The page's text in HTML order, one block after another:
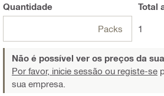
Quantidade
Packs
Total
1
Não é possível ver os preços da
Por favor, inicie sessão ou registe-se
sua empresa.